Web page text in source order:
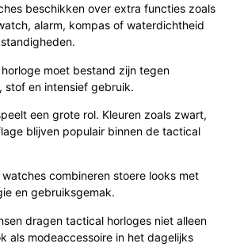
beschikken over extra functies zoals
alarm, kompas of waterdichtheid
moet bestand zijn tegen
stof en intensief gebruik.
een grote rol. Kleuren zoals zwart,
blijven populair binnen de tactical
combineren stoere looks met
en gebruiksgemak.
dragen tactical horloges niet alleen
als modeaccessoire in het dagelijks